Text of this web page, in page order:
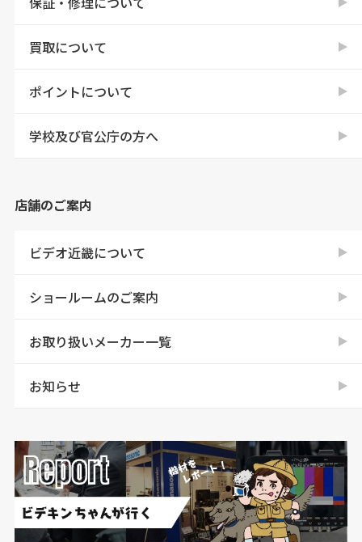
買取について
ポイントについて
学校及び官公庁の方へ
店舗のご案内
ビデオ近畿について
ショールームのご案内
お取り扱いメーカー一覧
お知らせ